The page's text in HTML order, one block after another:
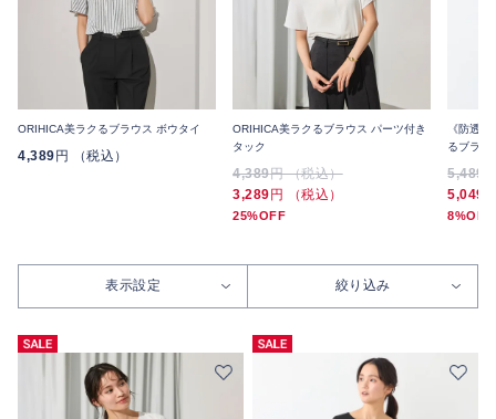
ORIHICA美ラクるブラウス ボウタイ
4,389 円 （税込）
ORIHICA美ラクるブラウス パーツ付き
タック
4,389円 （税込）
3,289 円 （税込）
25%OFF
《防透
るブラウ
5,489
5,049
8%OFF
表示設定 絞り込み